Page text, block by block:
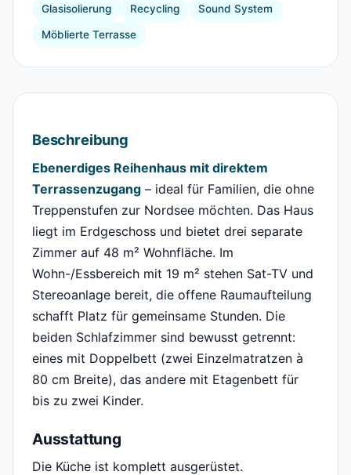
Glasisolierung Recycling Sound System
Möblierte Terrasse
Beschreibung
Ebenerdiges Reihenhaus mit direktem
Terrassenzugang – ideal für Familien, die ohne
Treppenstufen zur Nordsee möchten. Das Haus
liegt im Erdgeschoss und bietet drei separate
Zimmer auf 48 m² Wohnfläche. Im
Wohn-/Essbereich mit 19 m² stehen Sat-TV und
Stereoanlage bereit, die offene Raumaufteilung
schafft Platz für gemeinsame Stunden. Die
beiden Schlafzimmer sind bewusst getrennt:
eines mit Doppelbett (zwei Einzelmatratzen à
80 cm Breite), das andere mit Etagenbett für
bis zu zwei Kinder.
Ausstattung
Die Küche ist komplett ausgerüstet.